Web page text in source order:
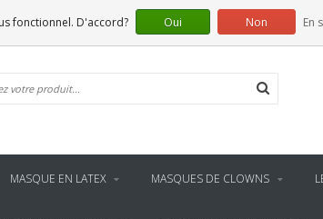
MASQUE EN LATEX MASQUES DE CLOWNS
fonctionnel. D'accord? Oui Non En